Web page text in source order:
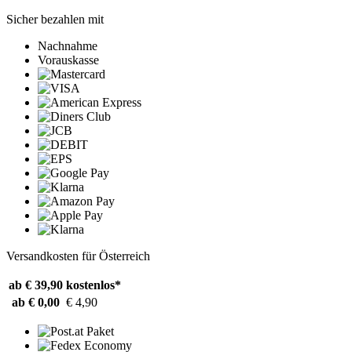
Sicher bezahlen mit
Nachnahme
Vorauskasse
Versandkosten für Österreich
ab € 39,90 kostenlos*
ab € 0,00 € 4,90